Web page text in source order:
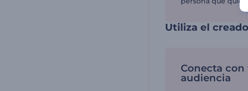
Utiliza el
Conecta con
audiencia